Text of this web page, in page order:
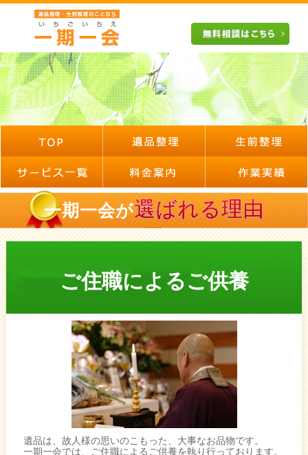
一期一会が選ばれる理由
ご住職によるご供養
遺品は、故人様の思いのこもった、大事なお品物です。
一期一会では、ご住職によるご供養を執り行っております。